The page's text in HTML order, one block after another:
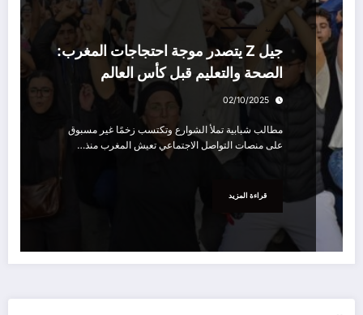
سياسة
جيل Z يتصدر موجة احتجاجات المغرب:
الصحة والتعليم قبل كأس العالم
02/10/2025
مطالب شبابية تملأ الشوارع وتكتسب زخمًا غير مسبوق
على منصات التواصل الاجتماعي تعيش المغرب منذ…
قراءة المزيد